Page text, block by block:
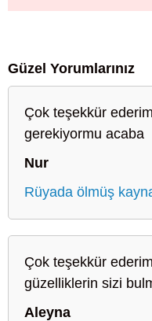
Güzel Yorumlarınız
Çok teşekkür
gerekiyormu acaba
Nur
Rüyada ölmüş
Çok teşekkür
güzelliklerin sizi
Aleyna